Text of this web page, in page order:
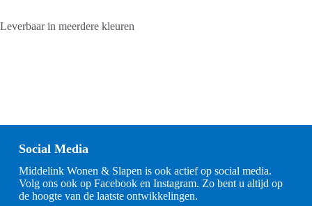
Leverbaar in meerdere kleuren
Social Media
Middelink Wonen & Slapen is ook actief op social media.
Volg ons ook op Facebook en Instagram. Zo bent u altijd op
de hoogte van de laatste ontwikkelingen.